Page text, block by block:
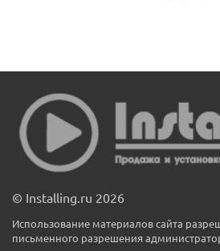
© Installing.ru 2026
Использование материалов сайта
письменного разрешения